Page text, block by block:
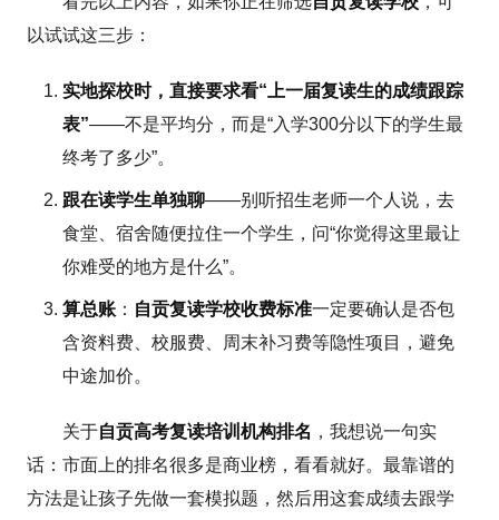
以试试这三步：
实地探校时，直接要求看“上一届复读生的成绩跟踪
表”——不是平均分，而是“入学300分以下的学生最
终考了多少”。
跟在读学生单独聊——别听招生老师一个人说，去
食堂、宿舍随便拉住一个学生，问“你觉得这里最让
你难受的地方是什么”。
算总账 ： 自贡复读学校收费标准一定要确认是否包
含资料费、校服费、周末补习费等隐性项目，避免
中途加价。
关于自贡高考复读培训机构排名 ，我想说一句实
话：市面上的排名很多是商业榜，看看就好。最靠谱的
方法是让孩子先做一套模拟题，然后用这套成绩去跟学